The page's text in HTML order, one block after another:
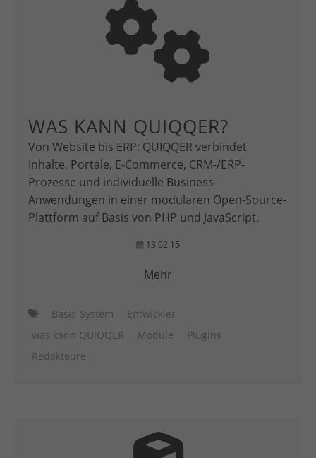
WAS KANN QUIQQER?
Von Website bis ERP: QUIQQER verbindet
Inhalte, Portale, E-Commerce, CRM-/ERP-
Prozesse und individuelle Business-
Anwendungen in einer modularen Open-Source-
Plattform auf Basis von PHP und JavaScript.
13.02.15
Mehr
Basis-System
Entwickler
was kann QUIQQER
Module
Plugins
Redakteure